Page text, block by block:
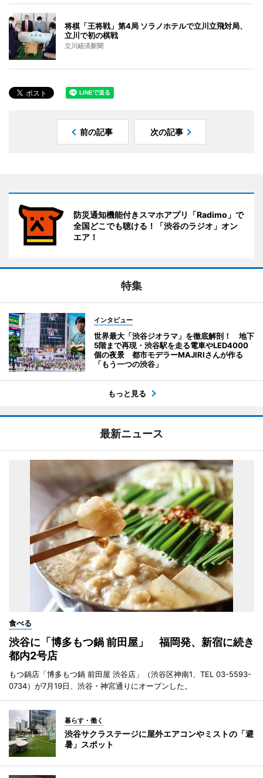
将棋「王将戦」第4局 ソラノホテルで立川立飛対局、
立川で初の棋戦
立川経済新聞
前の記事 次の記事
防災通知機能付きスマホアプリ「Radimo」で
全国どこでも聴ける！「渋谷のラジオ」オン
エア！
特集
インタビュー
世界最大「渋谷ジオラマ」を徹底解剖！ 地下
5階まで再現・渋谷駅を走る電車やLED4000
個の夜景 都市モデラーMAJIRIさんが作る
「もう一つの渋谷」
もっと見る
最新ニュース
食べる
渋谷に「博多もつ鍋 前田屋」 福岡発、新宿に続き
都内2号店
もつ鍋店「博多もつ鍋 前田屋 渋谷店」（渋谷区神南1、TEL 03-5593-
0734）が7月19日、渋谷・神宮通りにオープンした。
暮らす・働く
渋谷サクラステージに屋外エアコンやミストの「避
暑」スポット